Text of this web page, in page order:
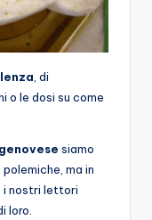
, di
o le dosi su come
siamo
ma in
i nostri lettori
loro.